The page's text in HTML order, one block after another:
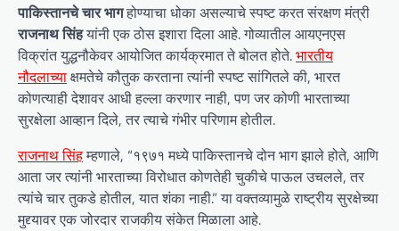
पाकिस्तानचे चार भागहोण्याचा धोका असल्याचे स्पष्ट करत संरक्षण मंत्री
राजनाथ सिंहयांनी एक ठोस इशारा दिला आहे. गोव्यातील आयएनएस
विक्रांत युद्धनौकेवर आयोजित कार्यक्रमात ते बोलत होते.भारतीय
नौदलाच्याक्षमतेचे कौतुक करताना त्यांनी स्पष्ट सांगितले की, भारत
कोणत्याही देशावर आधी हल्ला करणार नाही, पण जर कोणी भारताच्या
सुरक्षेला आव्हान दिले, तर त्याचे गंभीर परिणाम होतील.
राजनाथ सिंहम्हणाले, “१९७१ मध्ये पाकिस्तानचे दोन भाग झाले होते, आणि
आता जर त्यांनी भारताच्या विरोधात कोणतेही चुकीचे पाऊल उचलले, तर
त्यांचे चार तुकडे होतील, यात शंका नाही.” या वक्तव्यामुळे राष्ट्रीय सुरक्षेच्या
मुद्द्यावर एक जोरदार राजकीय संकेत मिळाला आहे.